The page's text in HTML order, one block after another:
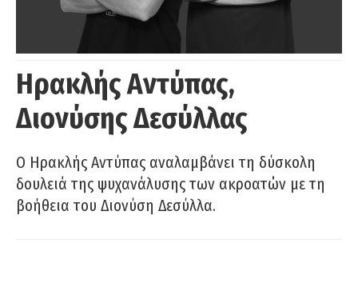
Ηρακλής Αντύπας,
Διονύσης Δεσύλλας
Ο Ηρακλής Αντύπας αναλαμβάνει τη δύσκολη
δουλειά της ψυχανάλυσης των ακροατών με τη
βοήθεια του Διονύση Δεσύλλα.